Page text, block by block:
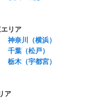
リア
神奈川（横浜）
千葉（松戸）
栃木（宇都宮）
ア